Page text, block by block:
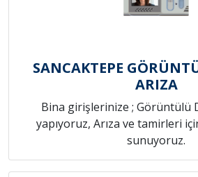
SANCAKTEPE
ARIZA
Bina girişlerinize ; Görüntülü
yapıyoruz, Arıza ve tamirleri
sunuyoruz.